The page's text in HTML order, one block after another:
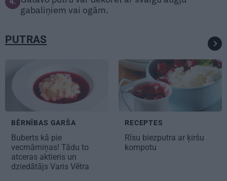
gabaliņiem vai ogām.
PUTRAS
BĒRNĪBAS GARŠA
Buberts kā pie
vecmāmiņas! Tādu to
atceras aktieris un
dziedātājs Varis Vētra
RECEPTES
Rīsu biezputra ar ķiršu
kompotu